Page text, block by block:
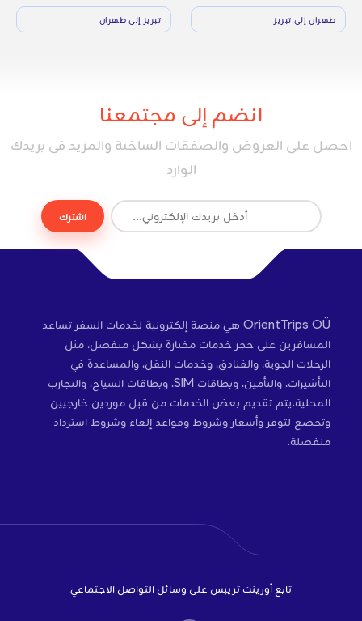
طهران إلى تبريز تبريز إلى طهران
انضم إلى مجتمعنا
احصل على العروض والصفقات الساخنة والمزيد في بريدك
الوارد
اشترك
OrientTrips OÜ هي منصة إلكترونية لخدمات السفر تساعد
المسافرين على حجز خدمات مختارة بشكل منفصل، مثل
الرحلات الجوية، والفنادق، وخدمات النقل، والمساعدة في
التأشيرات، والتأمين، وبطاقات SIM، وبطاقات السياح، والتجارب
المحلية.يتم تقديم بعض الخدمات من قبل موردين خارجيين
وتخضع لتوفر وأسعار وشروط وقواعد إلغاء وشروط استرداد
منفصلة.
تابع أورينت تريبس على وسائل التواصل الاجتماعي